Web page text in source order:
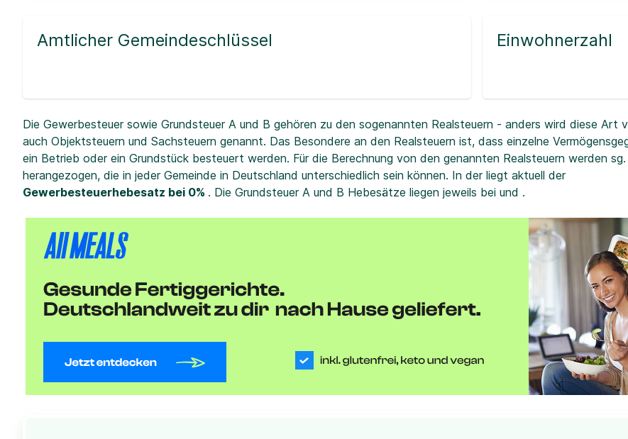
Amtlicher Gemeindeschlüssel Einwohnerzahl
Die Gewerbesteuer sowie Grundsteuer A und B gehören zu den sogenannten Realsteuern - anders wird diese Art
auch Objektsteuern und Sachsteuern genannt. Das Besondere an den Realsteuern ist, dass einzelne
ein Betrieb oder ein Grundstück besteuert werden. Für die Berechnung von den genannten Realsteuern werden
herangezogen, die in jeder Gemeinde in Deutschland unterschiedlich sein können. In der liegt aktuell der
Gewerbesteuerhebesatz bei 0% . Die Grundsteuer A und B Hebesätze liegen jeweils bei und .